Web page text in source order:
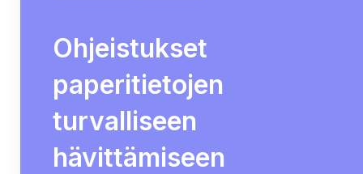
Ohjeistukset
paperitietojen
turvalliseen
hävittämiseen